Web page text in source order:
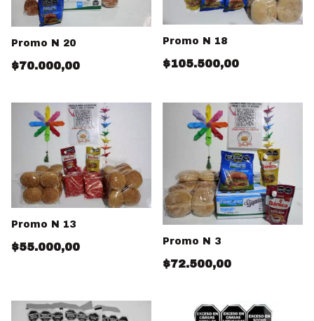
Promo N 20
$70.000,00
Promo N 18
$105.500,00
Promo N 13
$55.000,00
Promo N 3
$72.500,00